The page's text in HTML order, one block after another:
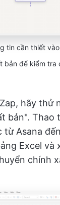
tin cần thiết
bản để kiểm tra
hãy thử
bản". Thao
từ Asana
Excel và
chính